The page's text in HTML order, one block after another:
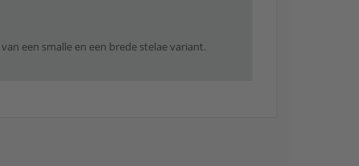
een smalle en een brede stelae variant.